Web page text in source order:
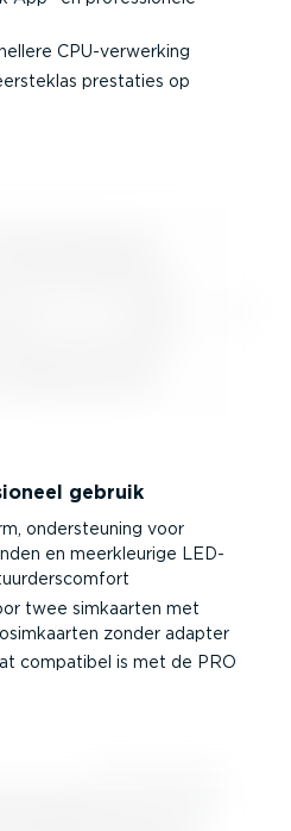
CPU-ver­werking
prestaties op
gebruik
onder­steuning voor
en meerkleurige LED-
twee simkaarten met
zonder adapter
compatibel is met de PRO